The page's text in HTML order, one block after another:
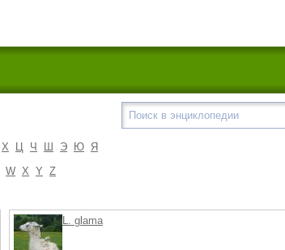
Х Ц Ч Ш Э Ю Я
W X Y Z
L. glama